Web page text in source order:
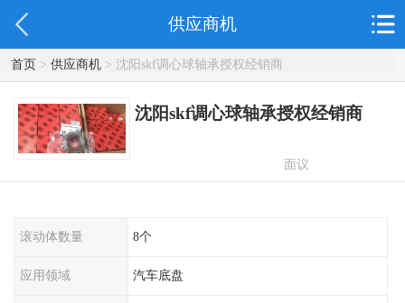
供应商机
首页> 供应商机> 沈阳skf调心球轴承授权经销商
沈阳skf调心球轴承授权经销商
面议
滚动体数量 8个
应用领域 汽车底盘